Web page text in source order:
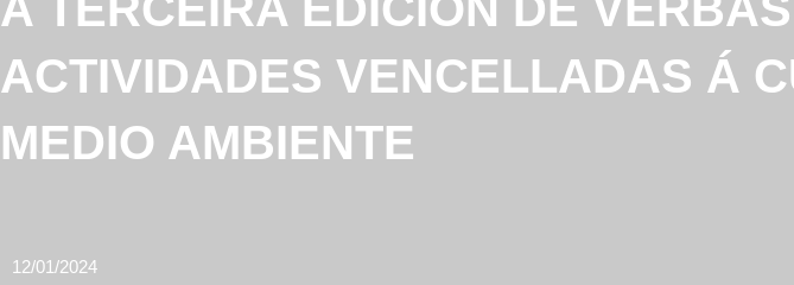
ACTIVIDADES VENCELLADAS Á
MEDIO AMBIENTE
12/01/2024